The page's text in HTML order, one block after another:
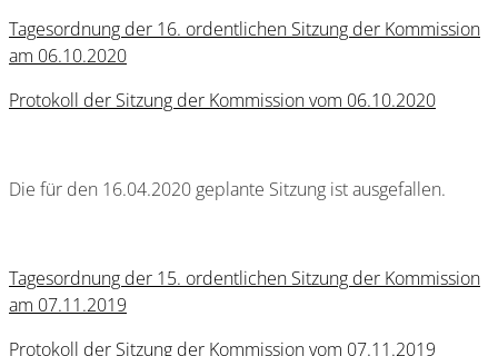
Tagesordnung der 16. ordentlichen Sitzung der Kommission
am 06.10.2020
Protokoll der Sitzung der Kommission vom 06.10.2020
Die für den 16.04.2020 geplante Sitzung ist ausgefallen.
Tagesordnung der 15. ordentlichen Sitzung der Kommission
am 07.11.2019
Protokoll der Sitzung der Kommission vom 07.11.2019